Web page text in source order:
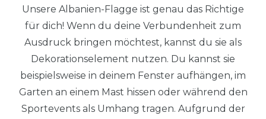
Unsere Albanien-Flagge ist genau das Richtige
für dich! Wenn du deine Verbundenheit zum
Ausdruck bringen möchtest, kannst du sie als
Dekorationselement nutzen. Du kannst sie
beispielsweise in deinem Fenster aufhängen, im
Garten an einem Mast hissen oder während den
Sportevents als Umhang tragen. Aufgrund der